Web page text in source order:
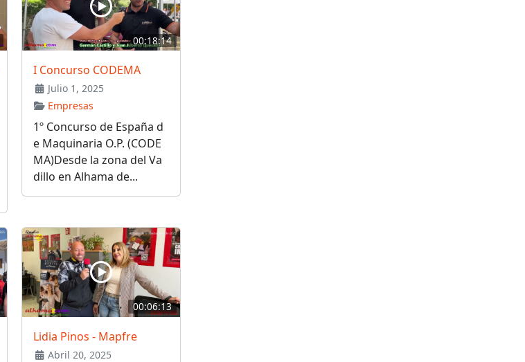
00:18:14
I Concurso CODEMA
Julio 1, 2025
Empresas
1º Concurso de España d
e Maquinaria O.P. (CODE
MA)Desde la zona del Va
dillo en Alhama de...
00:06:13
Lidia Pinos - Mapfre
Abril 20, 2025